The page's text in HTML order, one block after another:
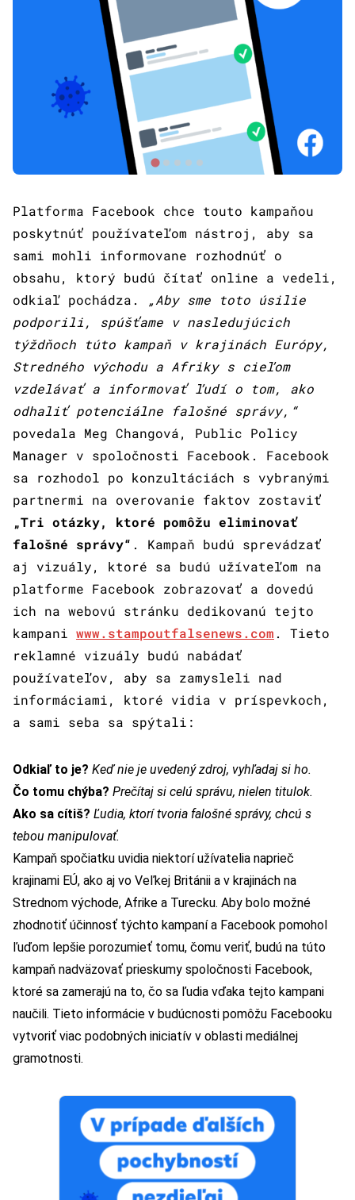
Platforma Facebook chce touto kampaňou
poskytnúť používateľom nástroj, aby sa
sami mohli informovane rozhodnúť o
obsahu, ktorý budú čítať online a vedeli,
odkiaľ pochádza.
„Aby sme toto úsilie
podporili, spúšťame v nasledujúcich
týždňoch túto kampaň v krajinách Európy,
Stredného východu a Afriky s cieľom
vzdelávať a informovať ľudí o tom, ako
odhaliť potenciálne falošné správy,“
povedala Meg Changová, Public Policy
Manager v spoločnosti Facebook. Facebook
sa rozhodol po konzultáciách s vybranými
partnermi na overovanie faktov zostaviť
„Tri otázky, ktoré pomôžu eliminovať
falošné správy“ . Kampaň budú sprevádzať
aj vizuály, ktoré sa budú užívateľom na
platforme Facebook zobrazovať a dovedú
ich na webovú stránku dedikovanú tejto
kampani www.stampoutfalsenews.com . Tieto
reklamné vizuály budú nabádať
používateľov, aby sa zamysleli nad
informáciami, ktoré vidia v príspevkoch,
a sami seba sa spýtali:
Odkiaľ to je? Keď nie je uvedený zdroj, vyhľadaj si ho.
Čo tomu chýba? Prečítaj si celú správu, nielen titulok.
Ako sa cítiš? Ľudia, ktorí tvoria falošné správy, chcú s
tebou manipulovať.
Kampaň spočiatku uvidia niektorí užívatelia naprieč
krajinami EÚ, ako aj vo Veľkej Británii a v krajinách na
Strednom východe, Afrike a Turecku. Aby bolo možné
zhodnotiť účinnosť týchto kampaní a Facebook pomohol
ľuďom lepšie porozumieť tomu, čomu veriť, budú na túto
kampaň nadväzovať prieskumy spoločnosti Facebook,
ktoré sa zamerajú na to, čo sa ľudia vďaka tejto kampani
naučili. Tieto informácie v budúcnosti pomôžu Facebooku
vytvoriť viac podobných iniciatív v oblasti mediálnej
gramotnosti.